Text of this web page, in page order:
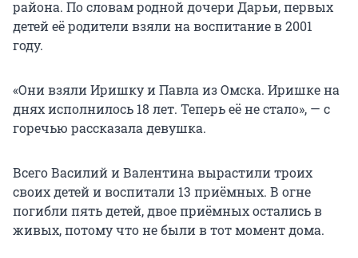
района. По словам родной дочери Дарьи, первых
детей её родители взяли на воспитание в 2001
году.
«Они взяли Иришку и Павла из Омска. Иришке на
днях исполнилось 18 лет. Теперь её не стало», — с
горечью рассказала девушка.
Всего Василий и Валентина вырастили троих
своих детей и воспитали 13 приёмных. В огне
погибли пять детей, двое приёмных остались в
живых, потому что не были в тот момент дома.